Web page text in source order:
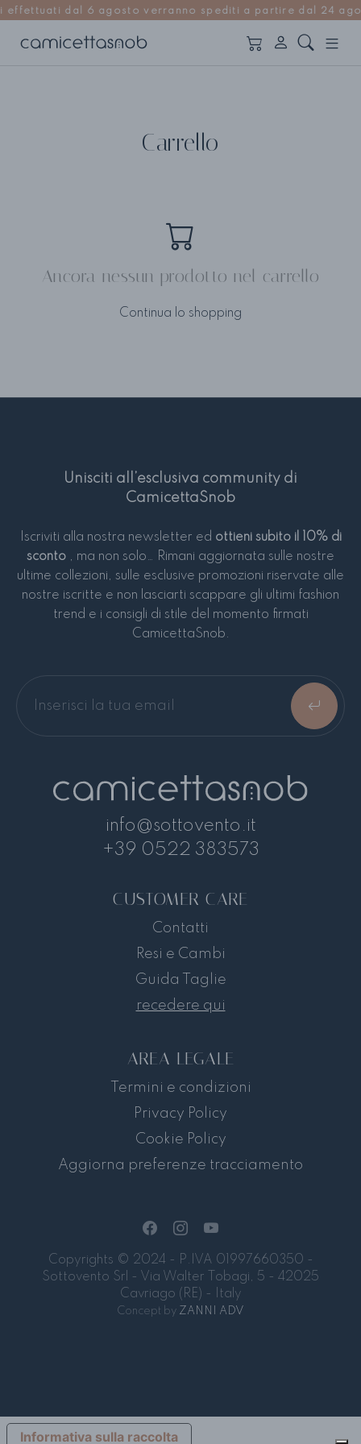
effettuati dal 6 agosto verranno spediti a partire dal 24
Entra nella
uno sconto del 10% sul prossimo ordine!
Home Carrello
Carrello
Ancora nessun prodotto nel carrello
Continua lo shopping
Unisciti all’esclusiva community di
CamicettaSnob
Iscriviti alla nostra newsletter ed ottieni subito il 10% di
sconto , ma non solo… Rimani aggiornata sulle nostre
ultime collezioni, sulle esclusive promozioni riservate alle
nostre iscritte e non lasciarti scappare gli ultimi fashion
trend e i consigli di stile del momento firmati
CamicettaSnob.
info@sottovento.it
+39 0522 383573
CUSTOMER CARE
Contatti
Resi e Cambi
Guida Taglie
recedere qui
AREA LEGALE
Termini e condizioni
Privacy Policy
Cookie Policy
Aggiorna preferenze tracciamento
Copyrights © 2024 - P.IVA 01997660350 -
Sottovento Srl - Via Walter Tobagi, 5 - 42025
Cavriago (RE) - Italy
Concept by ZANNI ADV
Informativa sulla raccolta